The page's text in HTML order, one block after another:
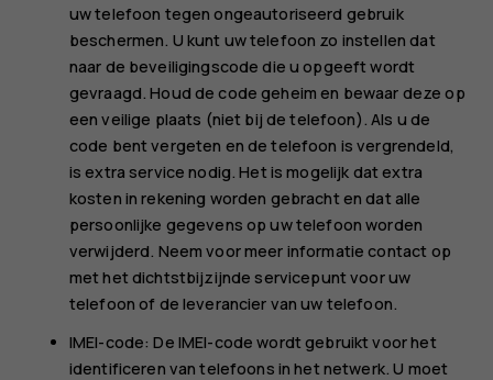
uw telefoon tegen ongeautoriseerd gebruik
beschermen. U kunt uw telefoon zo instellen dat
naar de beveiligingscode die u opgeeft wordt
gevraagd. Houd de code geheim en bewaar deze op
een veilige plaats (niet bij de telefoon). Als u de
code bent vergeten en de telefoon is vergrendeld,
is extra service nodig. Het is mogelijk dat extra
kosten in rekening worden gebracht en dat alle
persoonlijke gegevens op uw telefoon worden
verwijderd. Neem voor meer informatie contact op
met het dichtstbijzijnde servicepunt voor uw
telefoon of de leverancier van uw telefoon.
IMEI-code: De IMEI-code wordt gebruikt voor het
identificeren van telefoons in het netwerk. U moet